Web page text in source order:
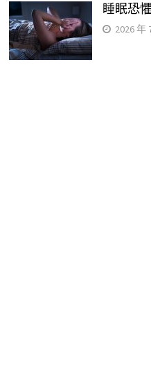
睡眠恐
2026 年